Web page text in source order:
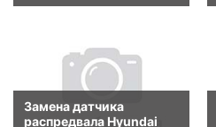
Замена датчика
распредвала Hyundai